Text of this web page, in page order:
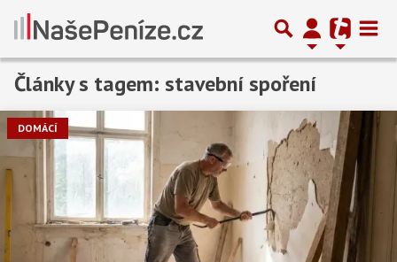
Články s tagem: stavební spoření
DOMÁCÍ
Předchozí 1 …